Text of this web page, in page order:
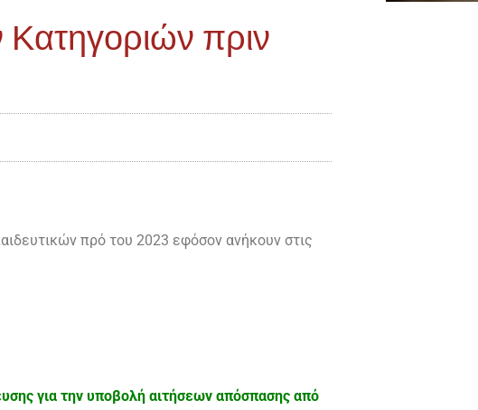
Κατηγοριών πριν
πρό του 2023 εφόσον ανήκουν στις
για την υποβολή αιτήσεων απόσπασης από